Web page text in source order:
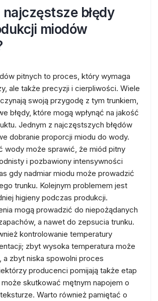
błędy
miodów
pitnych to proces, który wymaga
ale także precyzji i cierpliwości. Wiele
swoją przygodę z tym trunkiem,
błędy, które mogą wpłynąć na jakość
Jednym z najczęstszych błędów
dobranie proporcji miodu do wody.
wody może sprawić, że miód pitny
i pozbawiony intensywności
gdy nadmiar miodu może prowadzić
trunku. Kolejnym problemem jest
higieny podczas produkcji.
mogą prowadzić do niepożądanych
a nawet do zepsucia trunku.
kontrolowanie temperatury
zbyt wysoka temperatura może
a zbyt niska spowolni proces
producenci pomijają także etap
skutkować mętnym napojem o
Warto również pamiętać o